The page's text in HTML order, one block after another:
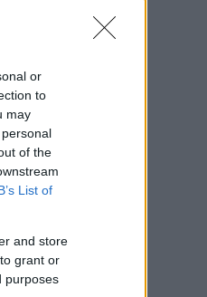
or
to
may
of the
List of
and store
grant or
purposes